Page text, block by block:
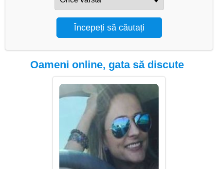
Oameni online, gata să discute